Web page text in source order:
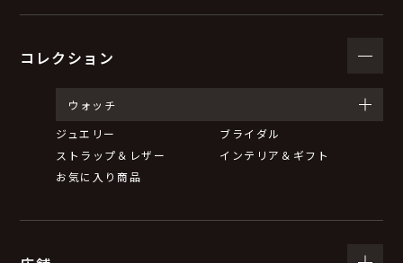
コレクション
ウォッチ
ジュエリー
ブライダル
ストラップ＆レザー
インテリア＆ギフト
お気に入り商品